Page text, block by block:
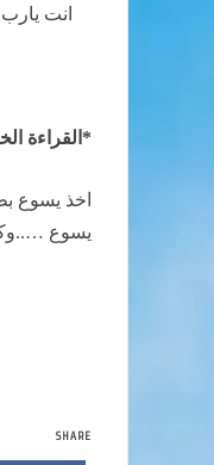
انت
*القراءة
اخذ يسوع
يسوع
SHARE